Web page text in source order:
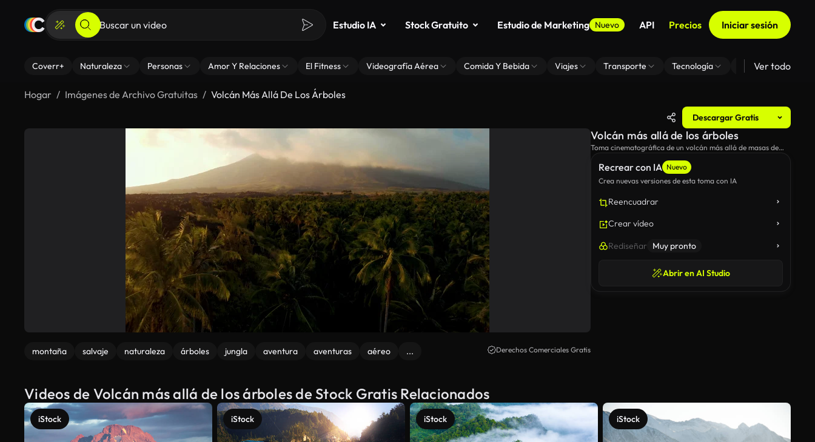
Estudio IA Stock Gratuito Estudio de Marketing Nuevo API Precios Iniciar sesión
Coverr+ Naturaleza Personas Amor Y Relaciones El Fitness Videografía Aérea Comida Y Bebida Viajes Transporte Tecnología Zoom De Fondo
Ver todo
Hogar Imágenes de Archivo Gratuitas Volcán Más Allá De Los Árboles
Descargar Gratis
montaña salvaje naturaleza árboles jungla aventura aventuras aéreo ... Derechos Comerciales Gratis
Recrear con IA Nuevo
Crea nuevas versiones de esta toma con IA
Reencuadrar
Crear vídeo
Rediseñar Muy pronto
Abrir en AI Studio
Volcán más allá de los árboles
Toma cinematográfica de un volcán más allá de masas de
Videos de Volcán más allá de los árboles de Stock Gratis Relacionados
iStock iStock iStock iStock